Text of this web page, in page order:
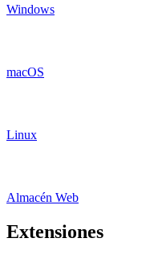
Windows
macOS
Linux
Almacén Web
Extensiones